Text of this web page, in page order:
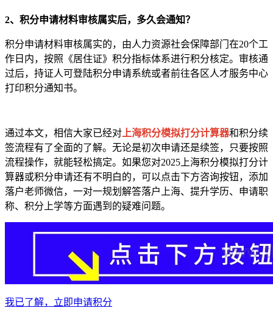
2、积分申请材料审核属实后，多久会通知？
积分申请材料审核属实的，由人力资源社会保障部门在20个工
作日内，按照《居住证》积分指标体系进行积分核定。审核通
过后，持证人可登陆积分申请系统或者前往各区人才服务中心
打印积分通知书。
通过本文，相信大家已经对 上海积分模拟打分计算器和积分续
签流程有了全面的了解。无论是初次申请还是续签，只要按照
流程操作，就能轻松搞定。如果您对2025上海积分模拟打分计
算器或积分申请还有不明白的，可以点击下方咨询按钮，添加
落户老师微信，一对一规划解答落户上海、提升学历、申请职
称、积分上学等方面遇到的疑难问题。
我已了解，立即申请积分